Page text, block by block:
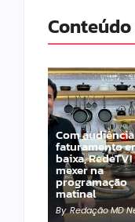
Com
faturamento
baixa,
mexer na
programação
matinal
By Redação MD